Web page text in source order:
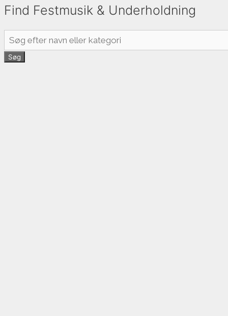
Find Festmusik & Underholdning
Søg